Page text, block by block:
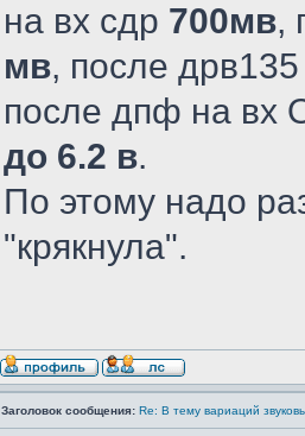
на вх сдр 700мв,
мв, после
после дпф на вх
до 6.2 в.
По этому надо
"крякнула".
Заголовок сообщения: Re: В тему вариаций